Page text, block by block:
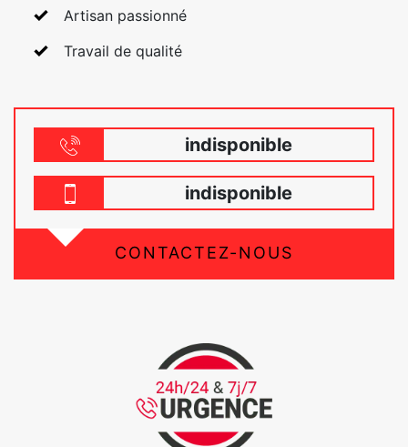
Artisan passionné
Travail de qualité
indisponible
indisponible
CONTACTEZ-NOUS